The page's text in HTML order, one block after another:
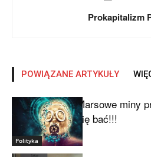
Prokapitalizm
POWIĄZANE ARTYKUŁY
Polityka
Marsowe miny
się bać!!!